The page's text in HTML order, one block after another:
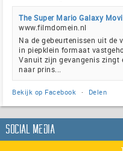
The Super Mario Galaxy
www.filmdomein.nl
Na de gebeurtenissen uit de
in piepklein formaat
Vanuit zijn gevangenis zingt
naar prins...
Bekijk op Facebook · Delen
Social Media